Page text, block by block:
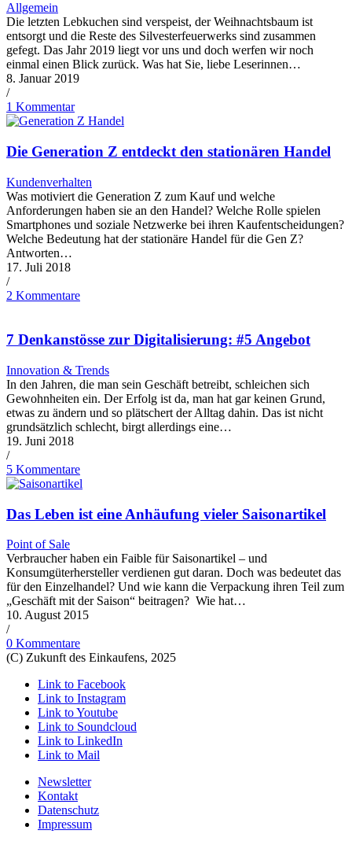
Allgemein
Die letzten Lebkuchen sind verspeist, der Weihnachtsbaum ist
entsorgt und die Reste des Silvesterfeuerwerks sind zusammen
gefegt. Das Jahr 2019 liegt vor uns und doch werfen wir noch
einmal einen Blick zurück. Was hat Sie, liebe Leserinnen…
8. Januar 2019
/
1 Kommentar
Die Generation Z entdeckt den stationären Handel
Kundenverhalten
Was motiviert die Generation Z zum Kauf und welche
Anforderungen haben sie an den Handel? Welche Rolle spielen
Smartphones und soziale Netzwerke bei ihren Kaufentscheidungen?
Welche Bedeutung hat der stationäre Handel für die Gen Z?
Antworten…
17. Juli 2018
/
2 Kommentare
7 Denkanstösse zur Digitalisierung: #5 Angebot
Innovation & Trends
In den Jahren, die man sein Geschäft betreibt, schleichen sich
Gewohnheiten ein. Der Erfolg ist da, man hat gar keinen Grund,
etwas zu ändern und so plätschert der Alltag dahin. Das ist nicht
grundsätzlich schlecht, birgt allerdings eine…
19. Juni 2018
/
5 Kommentare
Das Leben ist eine Anhäufung vieler Saisonartikel
Point of Sale
Verbraucher haben ein Faible für Saisonartikel – und
Konsumgüterhersteller verdienen gut daran. Doch was bedeutet das
für den Einzelhandel? Und wie kann die Verpackung ihren Teil zum
„Geschäft mit der Saison“ beitragen? Wie hat…
10. August 2015
/
0 Kommentare
(C) Zukunft des Einkaufens, 2025
Link to Facebook
Link to Instagram
Link to Youtube
Link to Soundcloud
Link to LinkedIn
Link to Mail
Newsletter
Kontakt
Datenschutz
Impressum